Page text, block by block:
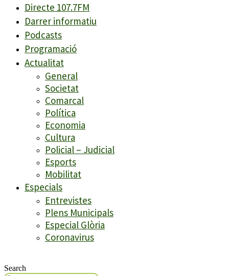
Directe 107.7FM
Darrer informatiu
Podcasts
Programació
Actualitat
General
Societat
Comarcal
Política
Economia
Cultura
Policial – Judicial
Esports
Mobilitat
Especials
Entrevistes
Plens Municipals
Especial Glòria
Coronavirus
Search